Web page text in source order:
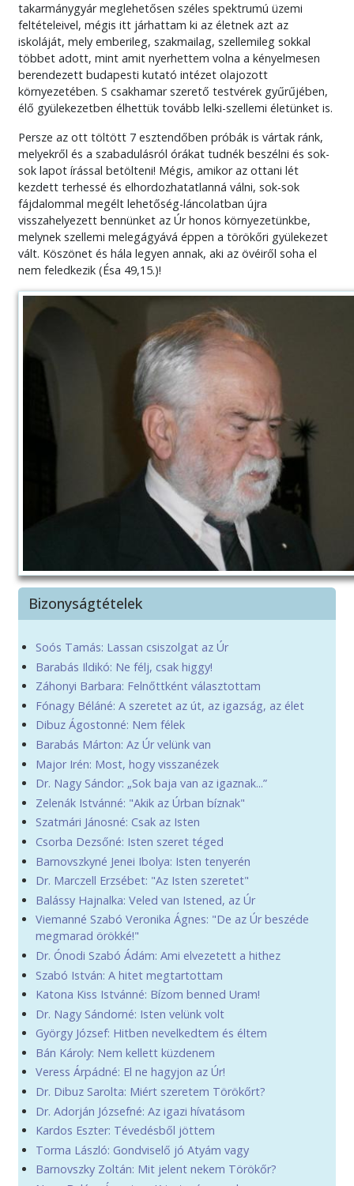
takarmánygyár meglehetősen széles spektrumú üzemi
feltételeivel, mégis itt járhattam ki az életnek azt az
iskoláját, mely emberileg, szakmailag, szellemileg sokkal
többet adott, mint amit nyerhettem volna a kényelmesen
berendezett budapesti kutató intézet olajozott
környezetében. S csakhamar szerető testvérek gyűrűjében,
élő gyülekezetben élhettük tovább lelki-szellemi életünket is.
Persze az ott töltött 7 esztendőben próbák is vártak ránk,
melyekről és a szabadulásról órákat tudnék beszélni és sok-
sok lapot írással betölteni! Mégis, amikor az ottani lét
kezdett terhessé és elhordozhatatlanná válni, sok-sok
fájdalommal megélt lehetőség-láncolatban újra
visszahelyezett bennünket az Úr honos környezetünkbe,
melynek szellemi melegágyává éppen a törökőri gyülekezet
vált. Köszönet és hála legyen annak, aki az övéiről soha el
nem feledkezik (Ésa 49,15.)!
Bizonyságtételek
Soós Tamás: Lassan csiszolgat az Úr
Barabás Ildikó: Ne félj, csak higgy!
Záhonyi Barbara: Felnőttként választottam
Fónagy Béláné: A szeretet az út, az igazság, az élet
Dibuz Ágostonné: Nem félek
Barabás Márton: Az Úr velünk van
Major Irén: Most, hogy visszanézek
Dr. Nagy Sándor: „Sok baja van az igaznak...”
Zelenák Istvánné: "Akik az Úrban bíznak"
Szatmári Jánosné: Csak az Isten
Csorba Dezsőné: Isten szeret téged
Barnovszkyné Jenei Ibolya: Isten tenyerén
Dr. Marczell Erzsébet: "Az Isten szeretet"
Balássy Hajnalka: Veled van Istened, az Úr
Viemanné Szabó Veronika Ágnes: "De az Úr beszéde
megmarad örökké!"
Dr. Ónodi Szabó Ádám: Ami elvezetett a hithez
Szabó István: A hitet megtartottam
Katona Kiss Istvánné: Bízom benned Uram!
Dr. Nagy Sándorné: Isten velünk volt
György József: Hitben nevelkedtem és éltem
Bán Károly: Nem kellett küzdenem
Veress Árpádné: El ne hagyjon az Úr!
Dr. Dibuz Sarolta: Miért szeretem Törökőrt?
Dr. Adorján Józsefné: Az igazi hívatásom
Kardos Eszter: Tévedésből jöttem
Torma László: Gondviselő jó Atyám vagy
Barnovszky Zoltán: Mit jelent nekem Törökőr?